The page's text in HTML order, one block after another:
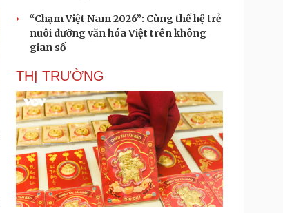
“Chạm Việt Nam 2026”: Cùng thế hệ trẻ
nuôi dưỡng văn hóa Việt trên không
gian số
THỊ TRƯỜNG